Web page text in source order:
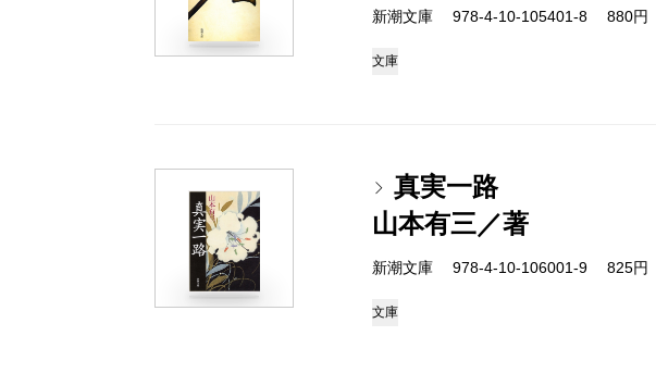
新潮文庫 978-4-10-105401-8 880円
文庫
真実一路
山本有三／著
新潮文庫 978-4-10-106001-9 825円
文庫